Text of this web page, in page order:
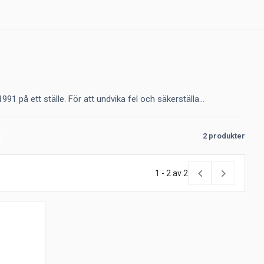
på ett ställe. För att undvika fel och säkerställa...
2 produkter
1 - 2 av 2